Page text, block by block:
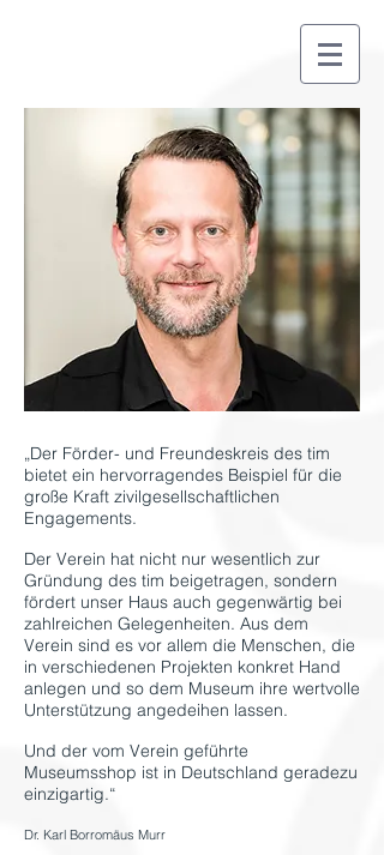
„Der Förder- und Freundeskreis des tim
bietet ein hervorragendes Beispiel für die
große Kraft zivilgesellschaftlichen
Engagements.
Der Verein hat nicht nur wesentlich zur
Gründung des tim beigetragen, sondern
fördert unser Haus auch gegenwärtig bei
zahlreichen Gelegenheiten. Aus dem
Verein sind es vor allem die Menschen, die
in verschiedenen Projekten konkret Hand
anlegen und so dem Museum ihre wertvolle
Unterstützung angedeihen lassen.
Und der vom Verein geführte
Museumsshop ist in Deutschland geradezu
einzigartig.“
Dr. Karl Borromäus Murr